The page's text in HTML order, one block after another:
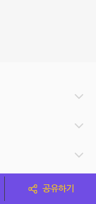
공유하기